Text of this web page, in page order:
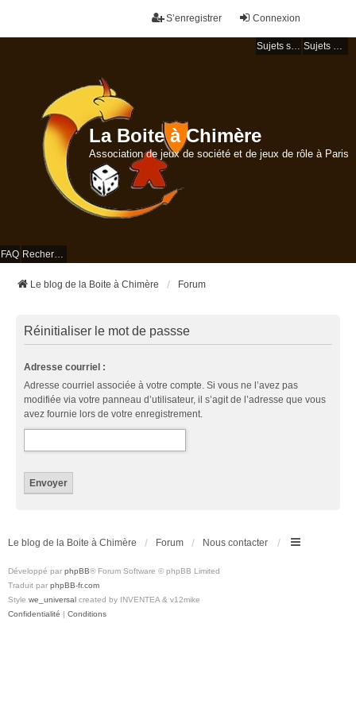
Connexion
S’enregistrer
Sujets sans réponse Sujets actifs
La Boite à Chimère
Association de jeux de société et de jeux de rôle à Paris
FAQ Rechercher
Le blog de la Boite à Chimère Forum
Réinitialiser le mot de passse
Adresse courriel :
Adresse courriel associée à votre compte. Si vous ne l’avez pas
modifiée via votre panneau d’utilisateur, il s’agit de l’adresse que vous
avez fournie lors de votre enregistrement.
Le blog de la Boite à Chimère Forum Nous contacter
Développé par phpBB® Forum Software © phpBB Limited
Traduit par phpBB-fr.com
Style we_universal created by INVENTEA & v12mike
Confidentialité | Conditions